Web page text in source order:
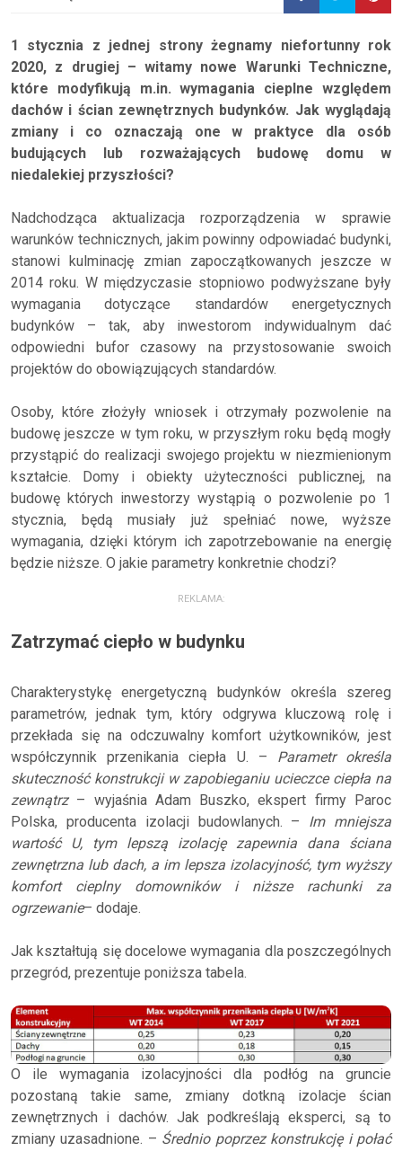
1 stycznia z jednej strony żegnamy niefortunny rok
2020, z drugiej – witamy nowe Warunki Techniczne,
które modyfikują m.in. wymagania cieplne względem
dachów i ścian zewnętrznych budynków. Jak wyglądają
zmiany i co oznaczają one w praktyce dla osób
budujących lub rozważających budowę domu w
niedalekiej przyszłości?
Nadchodząca aktualizacja rozporządzenia w sprawie
warunków technicznych, jakim powinny odpowiadać budynki,
stanowi kulminację zmian zapoczątkowanych jeszcze w
2014 roku. W międzyczasie stopniowo podwyższane były
wymagania dotyczące standardów energetycznych
budynków – tak, aby inwestorom indywidualnym dać
odpowiedni bufor czasowy na przystosowanie swoich
projektów do obowiązujących standardów.
Osoby, które złożyły wniosek i otrzymały pozwolenie na
budowę jeszcze w tym roku, w przyszłym roku będą mogły
przystąpić do realizacji swojego projektu w niezmienionym
kształcie. Domy i obiekty użyteczności publicznej, na
budowę których inwestorzy wystąpią o pozwolenie po 1
stycznia, będą musiały już spełniać nowe, wyższe
wymagania, dzięki którym ich zapotrzebowanie na energię
będzie niższe. O jakie parametry konkretnie chodzi?
REKLAMA:
Zatrzymać ciepło w budynku
Charakterystykę energetyczną budynków określa szereg
parametrów, jednak tym, który odgrywa kluczową rolę i
przekłada się na odczuwalny komfort użytkowników, jest
współczynnik przenikania ciepła U. – Parametr określa
skuteczność konstrukcji w zapobieganiu ucieczce ciepła na
zewnątrz– wyjaśnia Adam Buszko, ekspert firmy Paroc
Polska, producenta izolacji budowlanych. – Im mniejsza
wartość U, tym lepszą izolację zapewnia dana ściana
zewnętrzna lub dach, a im lepsza izolacyjność, tym wyższy
komfort cieplny domowników i niższe rachunki za
ogrzewanie– dodaje.
Jak kształtują się docelowe wymagania dla poszczególnych
przegród, prezentuje poniższa tabela.
O ile wymagania izolacyjności dla podłóg na gruncie
pozostaną takie same, zmiany dotkną izolacje ścian
zewnętrznych i dachów. Jak podkreślają eksperci, są to
zmiany uzasadnione. – Średnio poprzez konstrukcję i połać